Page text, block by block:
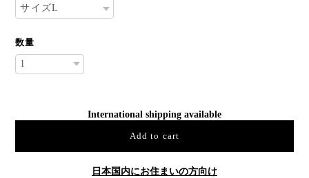
数量
International shipping available
Add to cart
日本国内にお住まいの方向け